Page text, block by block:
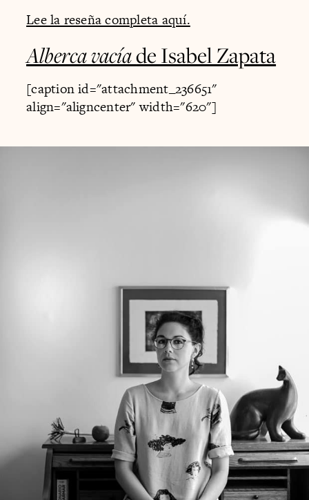
Lee la reseña completa aquí.
Alberca vacíade Isabel Zapata
[caption id="attachment_236651"
align="aligncenter" width="620"]